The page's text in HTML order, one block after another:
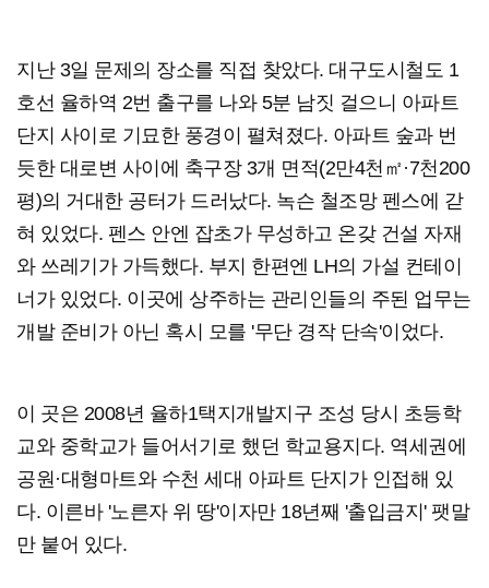
지난 3일 문제의 장소를 직접 찾았다. 대구도시철도 1
호선 율하역 2번 출구를 나와 5분 남짓 걸으니 아파트
단지 사이로 기묘한 풍경이 펼쳐졌다. 아파트 숲과 번
듯한 대로변 사이에 축구장 3개 면적(2만4천㎡·7천200
평)의 거대한 공터가 드러났다. 녹슨 철조망 펜스에 갇
혀 있었다. 펜스 안엔 잡초가 무성하고 온갖 건설 자재
와 쓰레기가 가득했다. 부지 한편엔 LH의 가설 컨테이
너가 있었다. 이곳에 상주하는 관리인들의 주된 업무는
개발 준비가 아닌 혹시 모를 '무단 경작 단속'이었다.
이 곳은 2008년 율하1택지개발지구 조성 당시 초등학
교와 중학교가 들어서기로 했던 학교용지다. 역세권에
공원·대형마트와 수천 세대 아파트 단지가 인접해 있
다. 이른바 '노른자 위 땅'이자만 18년째 '출입금지' 팻말
만 붙어 있다.